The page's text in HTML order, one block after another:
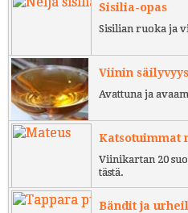
Sisilia-opas
Sisilian ruoka ja
Viinin säilyvyys
Avattuna ja
Katsotuimmat
Viinikartan 20
tästä.
Bändit ja